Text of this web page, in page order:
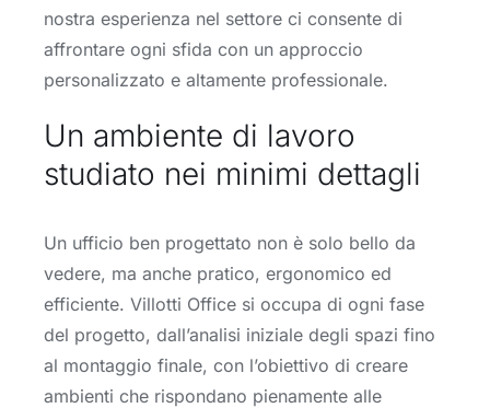
nostra esperienza nel settore ci consente di
affrontare ogni sfida con un approccio
personalizzato e altamente professionale.
Un ambiente di lavoro
studiato nei minimi dettagli
Un ufficio ben progettato non è solo bello da
vedere, ma anche pratico, ergonomico ed
efficiente. Villotti Office si occupa di ogni fase
del progetto, dall’analisi iniziale degli spazi fino
al montaggio finale, con l’obiettivo di creare
ambienti che rispondano pienamente alle